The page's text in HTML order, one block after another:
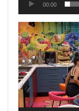
00:00
Tocador
de
vídeo